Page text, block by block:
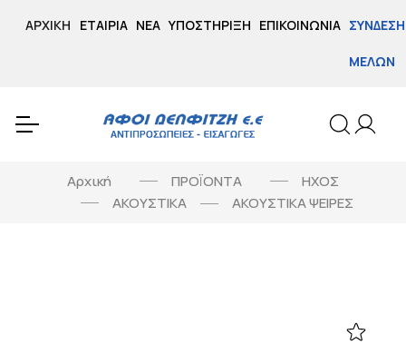
ΑΡΧΙΚΉ ΕΤΑΙΡΊΑ ΝΈΑ ΥΠΟΣΤΉΡΙΞΗ ΕΠΙΚΟΙΝΩΝΊΑ ΣΎΝΔΕΣΗ
ΜΕΛΏΝ
Αρχική ΠΡΟΪΟΝΤΑ
ΗΧΟΣ
ΑΚΟΥΣΤΙΚΑ
ΑΚΟΥΣΤΙΚΑ ΨΕΙΡΕΣ